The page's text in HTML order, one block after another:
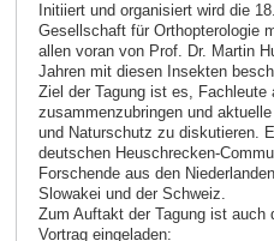
Initiiert und organisiert wird die
Gesellschaft für Orthopterologie
allen voran von Prof. Dr. Martin
Jahren mit diesen Insekten
Ziel der Tagung ist es, Fachleute
zusammenzubringen und
und Naturschutz zu diskutieren.
deutschen Heuschrecken-
Forschende aus den
Slowakei und der Schweiz.
Zum Auftakt der Tagung ist auch
Vortrag eingeladen: